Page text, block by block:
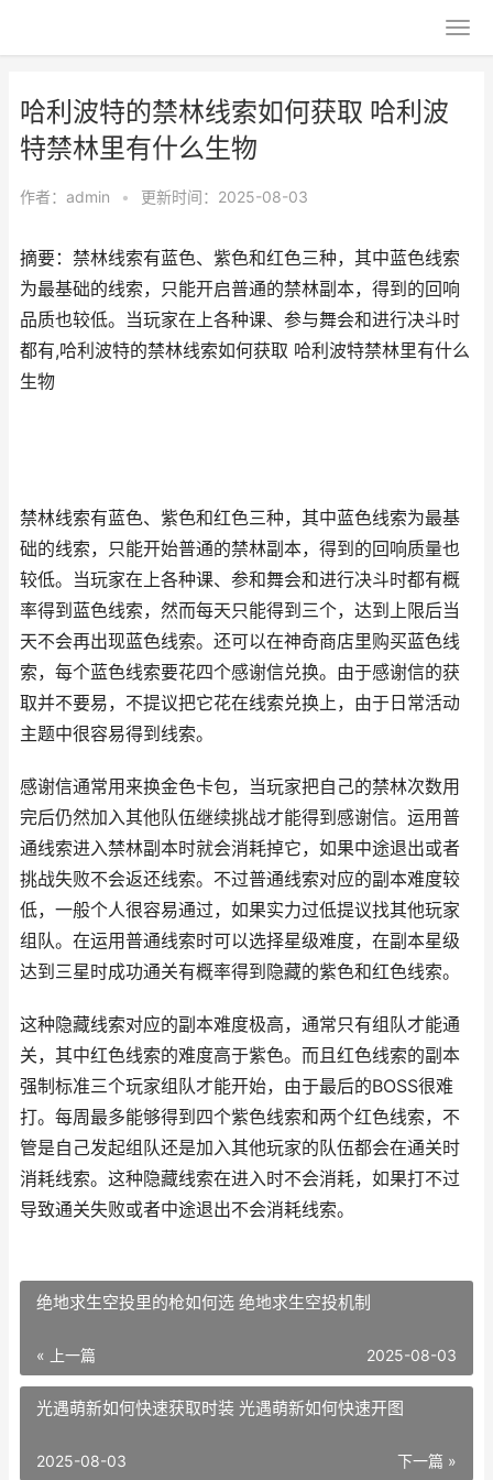
哈利波特的禁林线索如何获取 哈利波
特禁林里有什么生物
作者： admin • 更新时间：2025-08-03
摘要：禁林线索有蓝色、紫色和红色三种，其中蓝色线索
为最基础的线索，只能开启普通的禁林副本，得到的回响
品质也较低。当玩家在上各种课、参与舞会和进行决斗时
都有,哈利波特的禁林线索如何获取 哈利波特禁林里有什么
生物
禁林线索有蓝色、紫色和红色三种，其中蓝色线索为最基
础的线索，只能开始普通的禁林副本，得到的回响质量也
较低。当玩家在上各种课、参和舞会和进行决斗时都有概
率得到蓝色线索，然而每天只能得到三个，达到上限后当
天不会再出现蓝色线索。还可以在神奇商店里购买蓝色线
索，每个蓝色线索要花四个感谢信兑换。由于感谢信的获
取并不要易，不提议把它花在线索兑换上，由于日常活动
主题中很容易得到线索。
感谢信通常用来换金色卡包，当玩家把自己的禁林次数用
完后仍然加入其他队伍继续挑战才能得到感谢信。运用普
通线索进入禁林副本时就会消耗掉它，如果中途退出或者
挑战失败不会返还线索。不过普通线索对应的副本难度较
低，一般个人很容易通过，如果实力过低提议找其他玩家
组队。在运用普通线索时可以选择星级难度，在副本星级
达到三星时成功通关有概率得到隐藏的紫色和红色线索。
这种隐藏线索对应的副本难度极高，通常只有组队才能通
关，其中红色线索的难度高于紫色。而且红色线索的副本
强制标准三个玩家组队才能开始，由于最后的BOSS很难
打。每周最多能够得到四个紫色线索和两个红色线索，不
管是自己发起组队还是加入其他玩家的队伍都会在通关时
消耗线索。这种隐藏线索在进入时不会消耗，如果打不过
导致通关失败或者中途退出不会消耗线索。
绝地求生空投里的枪如何选 绝地求生空投机制
« 上一篇 2025-08-03
光遇萌新如何快速获取时装 光遇萌新如何快速开图
下一篇 »
2025-08-03